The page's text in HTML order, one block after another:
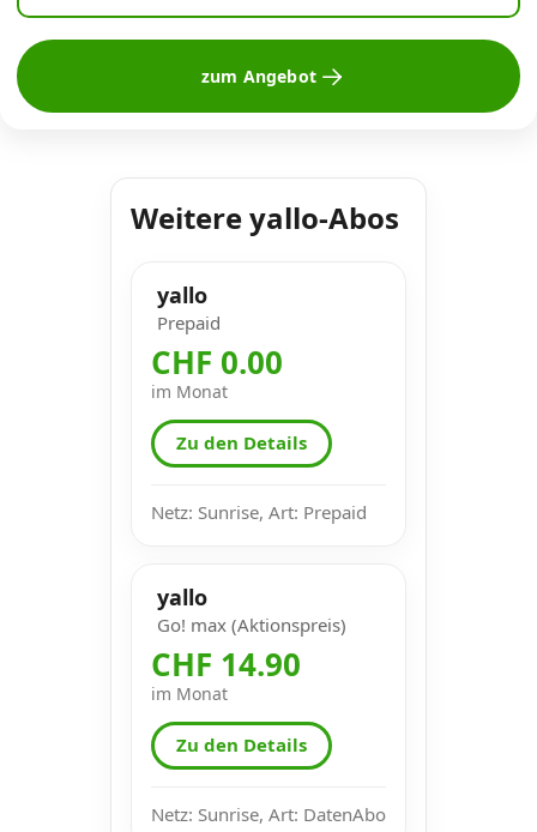
zum Angebot
Weitere yallo-Abos
yallo
Prepaid
CHF 0.00
im Monat
Zu den Details
Netz: Sunrise, Art: Prepaid
yallo
Go! max (Aktionspreis)
CHF 14.90
im Monat
Zu den Details
Netz: Sunrise, Art: DatenAbo